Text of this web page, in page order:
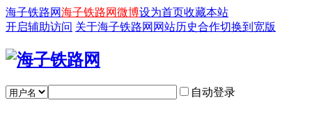
海子铁路网海子铁路网微博设为首页收藏本站
开启辅助访问 关于海子铁路网 网站历史合作切换到宽版
自动登录